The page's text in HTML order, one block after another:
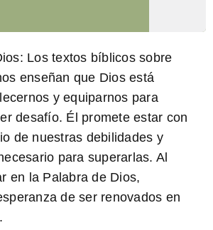
Los textos bíblicos sobre
enseñan que Dios está
y equiparnos para
desafío. Él promete estar con
de nuestras debilidades y
para superarlas. Al
en la Palabra de Dios,
de ser renovados en